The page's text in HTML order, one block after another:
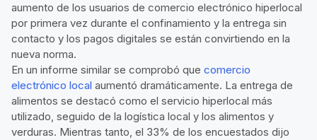
aumento de los usuarios de comercio electrónico hiperlocal
por primera vez durante el confinamiento y la entrega sin
contacto y los pagos digitales se están convirtiendo en la
nueva norma.
En un informe similar se comprobó que comercio
electrónico local aumentó dramáticamente. La entrega de
alimentos se destacó como el servicio hiperlocal más
utilizado, seguido de la logística local y los alimentos y
verduras. Mientras tanto, el 33% de los encuestados dijo